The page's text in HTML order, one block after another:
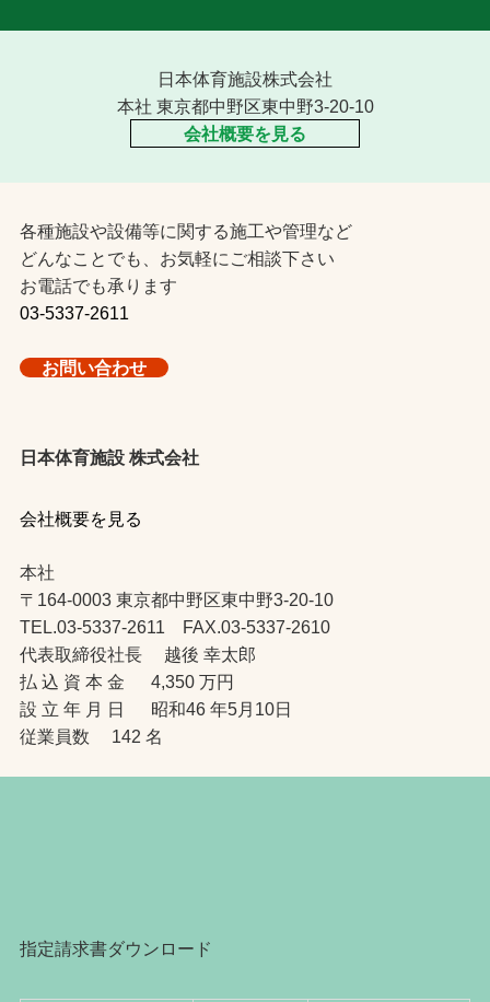
日本体育施設株式会社
本社 東京都中野区東中野3-20-10
会社概要を見る
各種施設や設備等に関する施工や管理など
どんなことでも、お気軽にご相談下さい
お電話でも承ります
03-5337-2611
お問い合わせ
日本体育施設 株式会社
会社概要を見る
本社
〒164-0003 東京都中野区東中野3-20-10
TEL.03-5337-2611 FAX.03-5337-2610
代表取締役社長 越後 幸太郎
払 込 資 本 金 4,350 万円
設 立 年 月 日 昭和46 年5月10日
従業員数 142 名
指定請求書ダウンロード